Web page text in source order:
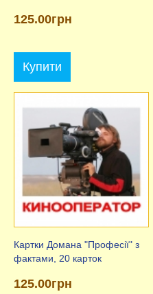
125.00грн
Купити
Картки Домана "Професії" з
фактами, 20 карток
125.00грн